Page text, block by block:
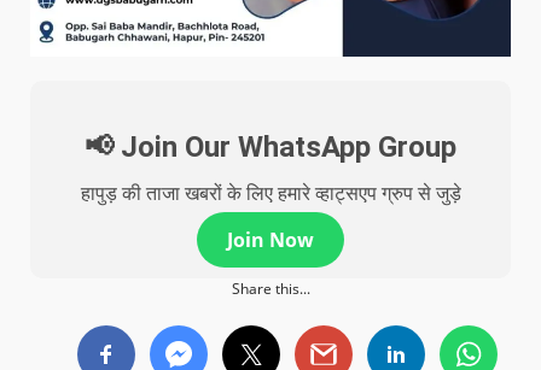
📢 Join Our WhatsApp Group
हापुड़ की ताजा खबरों के लिए हमारे व्हाट्सएप ग्रुप से जुड़े
Join Now
Share this...